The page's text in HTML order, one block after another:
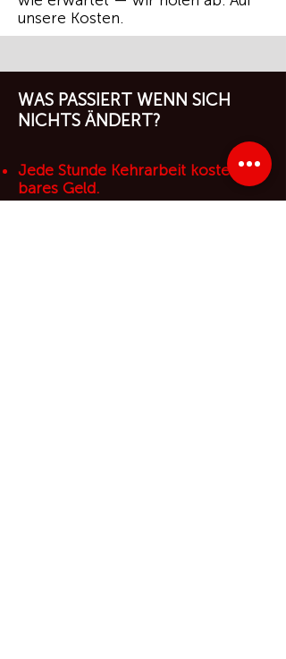
unsere Kosten.
WAS PASSIERT WENN SICH
NICHTS ÄNDERT?
Jede Stunde Kehrarbeit kostet Sie
bares Geld.